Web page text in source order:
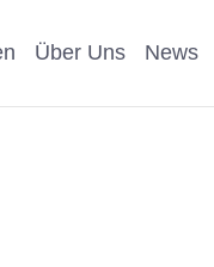
Über Uns News